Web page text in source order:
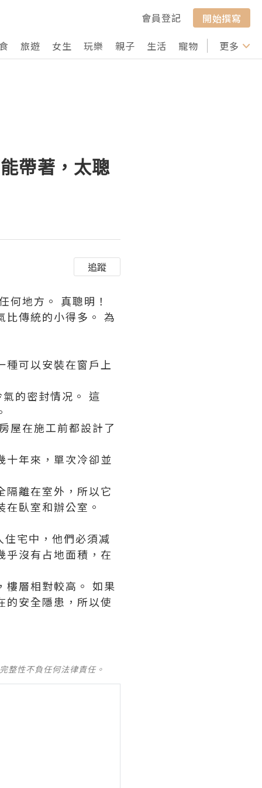
會員登記
開始撰寫
旅遊 女生 玩樂 親子 生活 寵物 行山 打卡
更多
帶著，太聰
追蹤
何地方。 真聰明！
比傳統的小得多。 為
種可以安裝在窗戶上
的密封情况。 這
屋在施工前都設計了
十年來，單次冷卻並
隔離在室外，所以它
臥室和辦公室。
宅中，他們必須减
乎沒有占地面積，在
樓層相對較高。 如果
的安全隱患，所以使
整性不負任何法律責任。